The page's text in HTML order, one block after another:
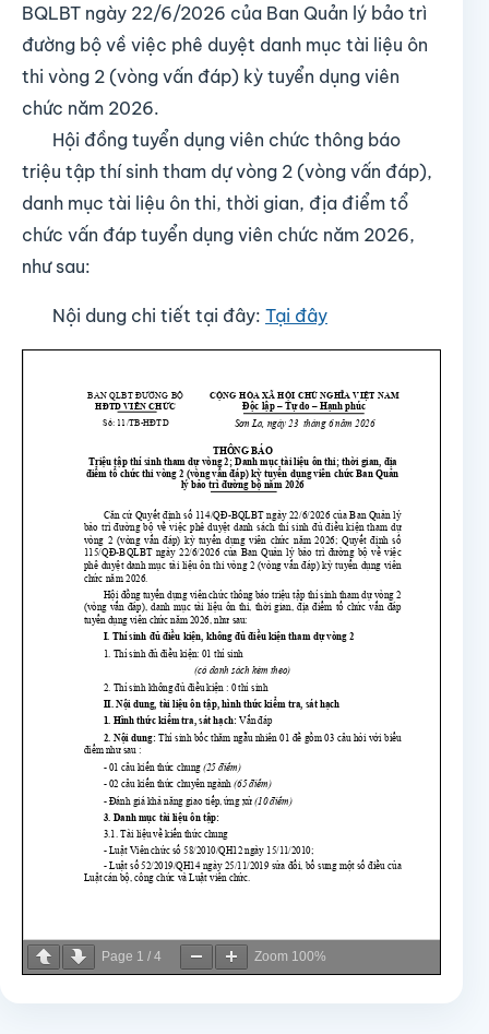
BQLBT ngày 22/6/2026 của Ban Quản lý bảo trì
đường bộ về việc phê duyệt danh mục tài liệu ôn
thi vòng 2 (vòng vấn đáp) kỳ tuyển dụng viên
chức năm 2026.
Hội đồng tuyển dụng viên chức thông báo
triệu tập thí sinh tham dự vòng 2 (vòng vấn đáp),
danh mục tài liệu ôn thi, thời gian, địa điểm tổ
chức vấn đáp tuyển dụng viên chức năm 2026,
như sau:
Nội dung chi tiết tại đây: Tại đây
Page 1 / 4 Zoom 100%